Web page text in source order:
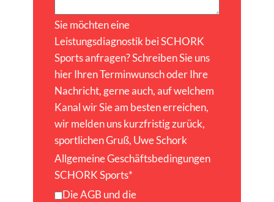
Sie möchten eine
Leistungsdiagnostik bei SCHORK
Sports anfragen? Schreiben Sie uns
hier Ihren Terminwunsch oder Ihre
Nachricht, gerne auch, auf welchem
Kanal wir Sie am besten erreichen,
wir melden uns kurzfristig zurück,
sportlichen Gruß, Uwe Schork
Allgemeine Geschäftsbedingungen
SCHORK Sports*
Die AGB und die